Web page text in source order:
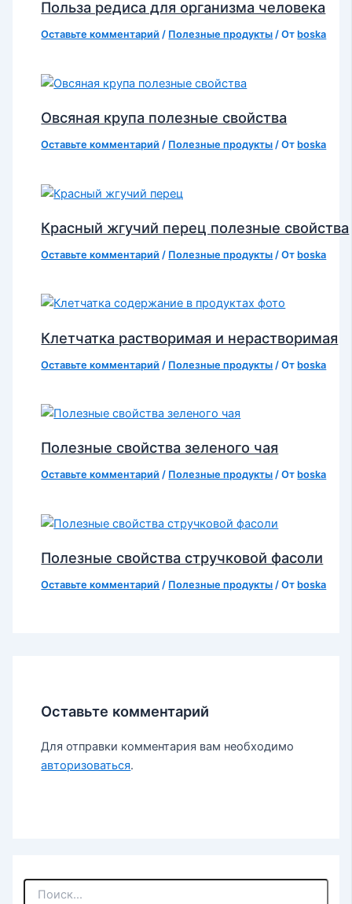
Польза редиса для организма человека
Оставьте комментарий / Полезные продукты / От boska
Овсяная крупа полезные свойства
Оставьте комментарий / Полезные продукты / От boska
Красный жгучий перец полезные свойства
Оставьте комментарий / Полезные продукты / От boska
Клетчатка растворимая и нерастворимая
Оставьте комментарий / Полезные продукты / От boska
Полезные свойства зеленого чая
Оставьте комментарий / Полезные продукты / От boska
Полезные свойства стручковой фасоли
Оставьте комментарий / Полезные продукты / От boska
Оставьте комментарий
Для отправки комментария вам необходимо
авторизоваться.
П